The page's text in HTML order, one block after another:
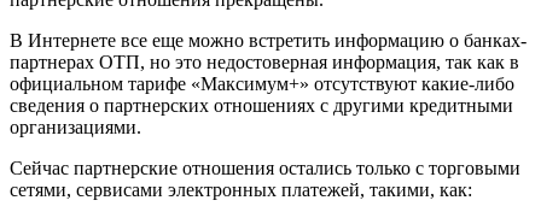
В Интернете все еще можно встретить информацию о банках-
партнерах ОТП, но это недостоверная информация, так как в
официальном тарифе «Максимум+» отсутствуют какие-либо
сведения о партнерских отношениях с другими кредитными
организациями.
Сейчас партнерские отношения остались только с торговыми
сетями, сервисами электронных платежей, такими, как: